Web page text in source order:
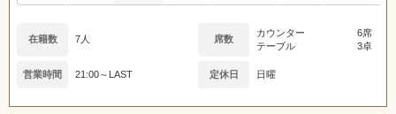
在籍数 7人 席数
カウンター
6席
テーブル
3卓
営業時間 21:00～LAST 定休日 日曜